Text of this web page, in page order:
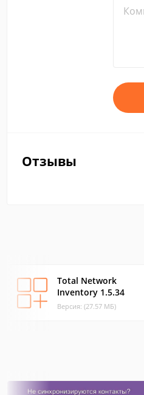
Отзывы
Total Network
Inventory 1.5.34
Версия: (27.57 МБ)